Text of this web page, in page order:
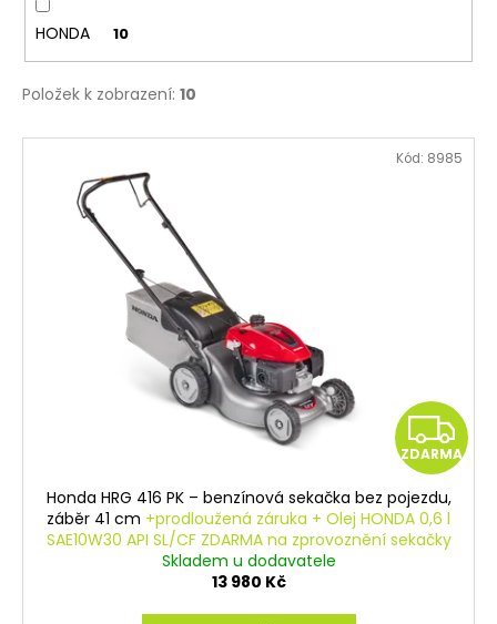
HONDA 10
Položek k zobrazení: 10
V
Z
D
ZDARMA
Honda HRG 416 PK – benzínová sekačka bez pojezdu,
záběr 41 cm +prodloužená záruka + Olej HONDA 0,6 l
SAE10W30 API SL/CF ZDARMA na zprovoznění sekačky
Skladem u dodavatele
13 980 Kč
Kód: 8985